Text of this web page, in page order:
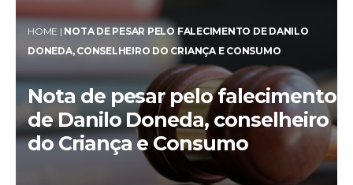
HOME | NOTA DE PESAR PELO FALECIMENTO DE DANILO
DONEDA, CONSELHEIRO DO CRIANÇA E CONSUMO
Nota de pesar pelo falecimento
de Danilo Doneda, conselheiro
do Criança e Consumo